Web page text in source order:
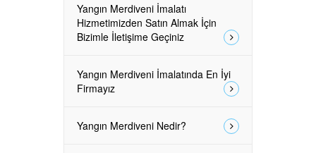
Yangın Merdiveni İmalatı
Hizmetimizden Satın Almak İçin
Bizimle İletişime Geçiniz
Yangın Merdiveni İmalatında En İyi
Firmayız
Yangın Merdiveni Nedir?